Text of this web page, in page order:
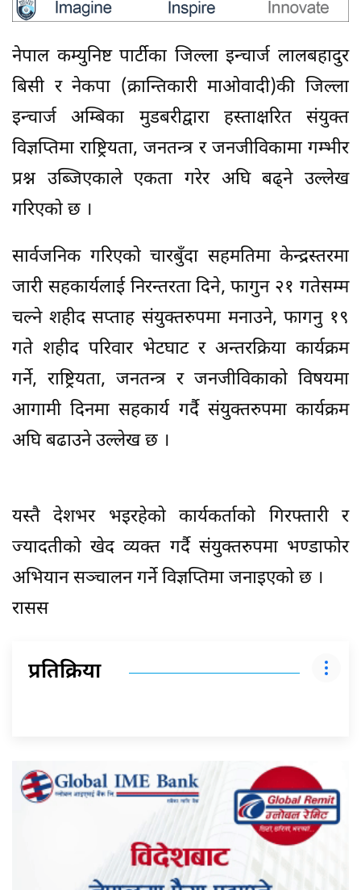
नेपाल कम्युनिष्ट पार्टीका जिल्ला इन्चार्ज लालबहादुर
बिसी र नेकपा (क्रान्तिकारी माओवादी)की जिल्ला
इन्चार्ज अम्बिका मुडबरीद्वारा हस्ताक्षरित संयुक्त
विज्ञप्तिमा राष्ट्रियता, जनतन्त्र र जनजीविकामा गम्भीर
प्रश्न उब्जिएकाले एकता गरेर अघि बढ्ने उल्लेख
गरिएको छ ।
सार्वजनिक गरिएको चारबुँदा सहमतिमा केन्द्रस्तरमा
जारी सहकार्यलाई निरन्तरता दिने, फागुन २१ गतेसम्म
चल्ने शहीद सप्ताह संयुक्तरुपमा मनाउने, फागनु १९
गते शहीद परिवार भेटघाट र अन्तरक्रिया कार्यक्रम
गर्ने, राष्ट्रियता, जनतन्त्र र जनजीविकाको विषयमा
आगामी दिनमा सहकार्य गर्दै संयुक्तरुपमा कार्यक्रम
अघि बढाउने उल्लेख छ ।
यस्तै देशभर भइरहेको कार्यकर्ताको गिरफ्तारी र
ज्यादतीको खेद व्यक्त गर्दै संयुक्तरुपमा भण्डाफोर
अभियान सञ्चालन गर्ने विज्ञप्तिमा जनाइएको छ ।
रासस
प्रतिक्रिया